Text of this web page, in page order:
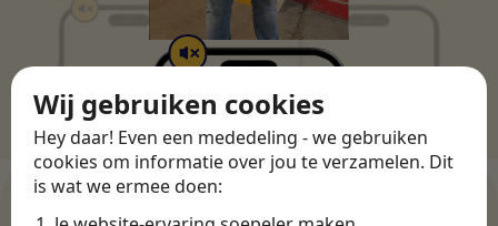
Wij gebruiken cookies
Hey daar! Even een mededeling - we gebruiken
cookies om informatie over jou te verzamelen. Dit
is wat we ermee doen: